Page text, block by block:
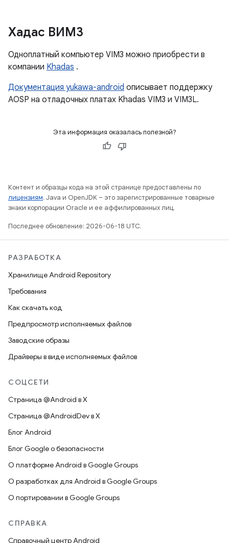
Хадас ВИМ3
Одноплатный компьютер VIM3 можно приобрести в
компании Khadas .
Документация yukawa-android описывает поддержку
AOSP на отладочных платах Khadas VIM3 и VIM3L.
Эта информация оказалась полезной?
Контент и образцы кода на этой странице предоставлены по
лицензиям. Java и OpenJDK – это зарегистрированные товарные
знаки корпорации Oracle и ее аффилированных лиц.
Последнее обновление: 2026-06-18 UTC.
РАЗРАБОТКА
Хранилище Android Repository
Требования
Как скачать код
Предпросмотр исполняемых файлов
Заводские образы
Драйверы в виде исполняемых файлов
СОЦСЕТИ
Страница @Android в X
Страница @AndroidDev в X
Блог Android
Блог Google о безопасности
О платформе Android в Google Groups
О разработках для Android в Google Groups
О портировании в Google Groups
СПРАВКА
Справочный центр Android